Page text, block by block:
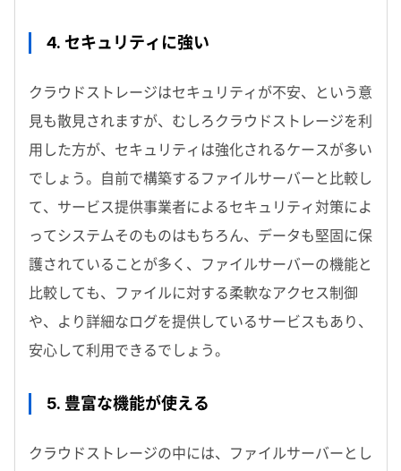
4. セキュリティに強い
クラウドストレージはセキュリティが不安、という意
見も散見されますが、むしろクラウドストレージを利
用した方が、セキュリティは強化されるケースが多い
でしょう。自前で構築するファイルサーバーと比較し
て、サービス提供事業者によるセキュリティ対策によ
ってシステムそのものはもちろん、データも堅固に保
護されていることが多く、ファイルサーバーの機能と
比較しても、ファイルに対する柔軟なアクセス制御
や、より詳細なログを提供しているサービスもあり、
安心して利用できるでしょう。
5. 豊富な機能が使える
クラウドストレージの中には、ファイルサーバーとし